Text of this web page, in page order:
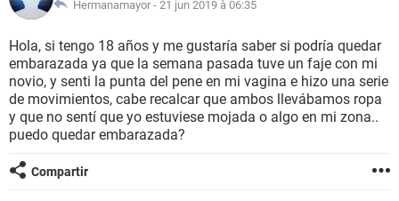
NUTRICIÓN
BIENESTAR
SEXUALIDAD
GLOSARIO
Hermanamayor - 21 jun 2019 à 06:35
Hola, si tengo 18 años y me gustaría saber si podría quedar
embarazada ya que la semana pasada tuve un faje con mi
novio, y senti la punta del pene en mi vagina e hizo una serie
de movimientos, cabe recalcar que ambos llevábamos ropa
y que no sentí que yo estuviese mojada o algo en mi zona..
puedo quedar embarazada?
Compartir